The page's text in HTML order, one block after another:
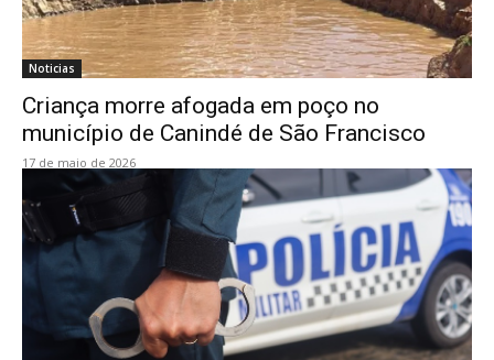
Noticias
Criança morre afogada em poço no
município de Canindé de São Francisco
17 de maio de 2026